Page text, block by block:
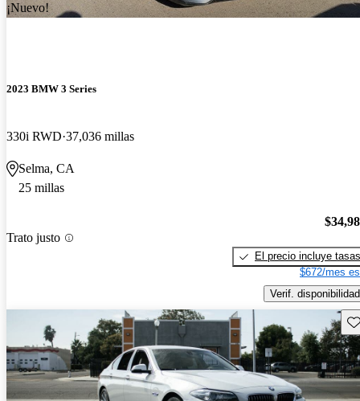
¡Nuevo!
2023 BMW 3 Series
330i RWD 37,036 millas
Selma, CA
25 millas
Trato justo
El precio incluye tasas
$672/mes
Verif. disponibilidad